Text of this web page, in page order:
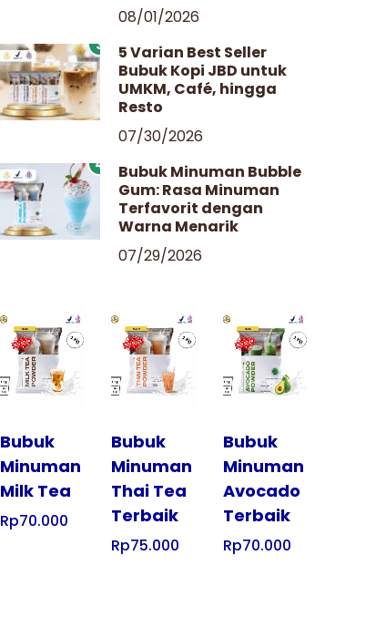
08/01/2026
3
5 Varian Best Seller
Bubuk Kopi JBD untuk
UMKM, Café, hingga
Resto
07/30/2026
4
Bubuk Minuman Bubble
Gum: Rasa Minuman
Terfavorit dengan
Warna Menarik
07/29/2026
Tampilkan
Bubuk
Minuman
Milk Tea
Rp70.000
Tampilkan
Bubuk
Minuman
Thai Tea
Terbaik
Rp75.000
Tampilkan
Bubuk
Minuman
Avocado
Terbaik
Rp70.000